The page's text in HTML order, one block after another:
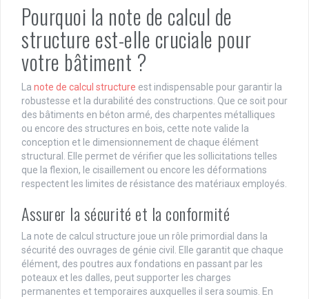
Pourquoi la note de calcul de
structure est-elle cruciale pour
votre bâtiment ?
La note de calcul structure est indispensable pour garantir la
robustesse et la durabilité des constructions. Que ce soit pour
des bâtiments en béton armé, des charpentes métalliques
ou encore des structures en bois, cette note valide la
conception et le dimensionnement de chaque élément
structural. Elle permet de vérifier que les sollicitations telles
que la flexion, le cisaillement ou encore les déformations
respectent les limites de résistance des matériaux employés.
Assurer la sécurité et la conformité
La note de calcul structure joue un rôle primordial dans la
sécurité des ouvrages de génie civil. Elle garantit que chaque
élément, des poutres aux fondations en passant par les
poteaux et les dalles, peut supporter les charges
permanentes et temporaires auxquelles il sera soumis. En